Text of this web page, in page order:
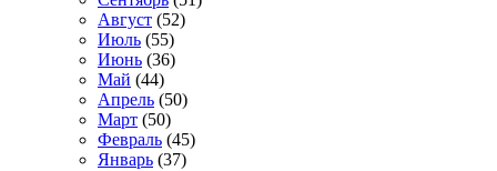
Август (52)
Июль (55)
Июнь (36)
Май (44)
Апрель (50)
Март (50)
Февраль (45)
Январь (37)